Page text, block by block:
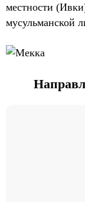
местности
мусульманской